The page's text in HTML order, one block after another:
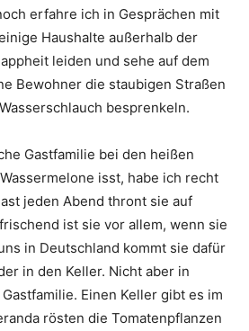
erfahre ich in Gesprächen mit
Haushalte außerhalb der
leiden und sehe auf dem
Bewohner die staubigen Straßen
besprenkeln.
Gastfamilie bei den heißen
isst, habe ich recht
jeden Abend thront sie auf
ist sie vor allem, wenn sie
in Deutschland kommt sie dafür
in den Keller. Nicht aber in
Einen Keller gibt es im
rösten die Tomatenpflanzen